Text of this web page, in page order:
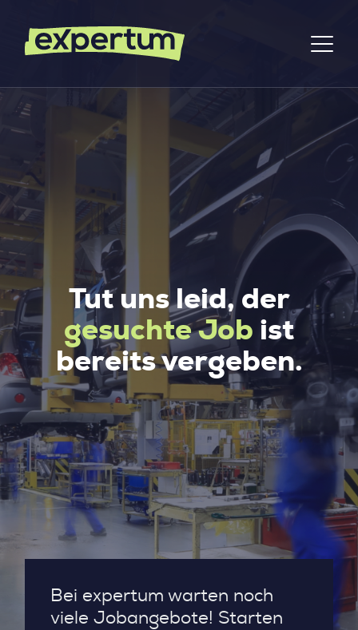
Tut uns leid, der
gesuchte Job ist
bereits vergeben.
Bei expertum warten noch
viele Jobangebote! Starten